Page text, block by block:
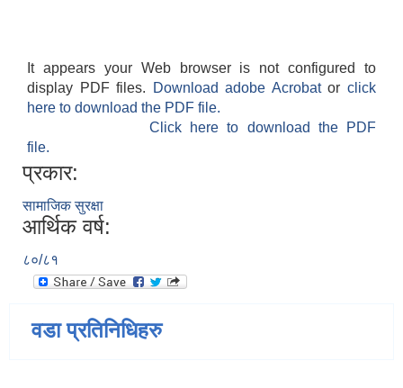
It appears your Web browser is not configured to
display PDF files.
Download adobe Acrobatorclick
here to download the PDF file.
Click here to download the PDF
file.
प्रकार:
सामाजिक सुरक्षा
आर्थिक वर्ष:
८०/८१
वडा प्रतिनिधिहरु